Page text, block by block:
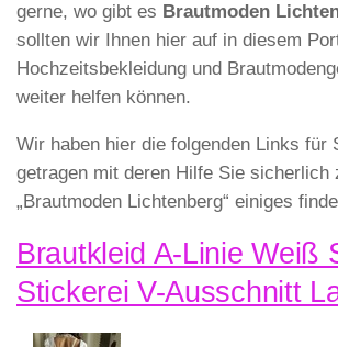
gerne, wo gibt es Brautmoden
sollten wir Ihnen hier auf in diesem
Hochzeitsbekleidung und
weiter helfen können.
Wir haben hier die folgenden Links für
getragen mit deren Hilfe Sie sicherlich
„Brautmoden Lichtenberg“ einiges
Brautkleid A-Linie Weiß
Stickerei V-Ausschnitt